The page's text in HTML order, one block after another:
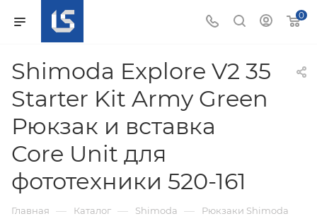
0
Shimoda Explore V2 35
Starter Kit Army Green
Рюкзак и вставка
Core Unit для
фототехники 520-161
Главная — Каталог — Shimoda — Рюкзаки Shimoda